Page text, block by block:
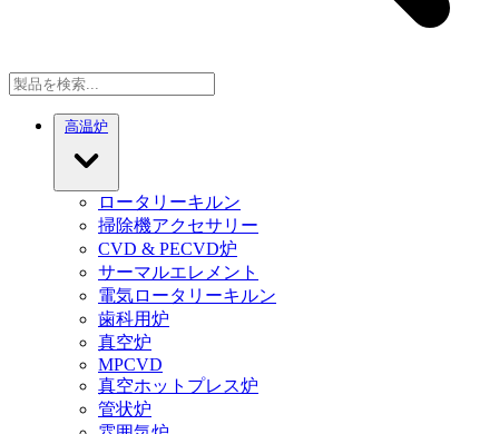
高温炉
ロータリーキルン
掃除機アクセサリー
CVD & PECVD炉
サーマルエレメント
電気ロータリーキルン
歯科用炉
真空炉
MPCVD
真空ホットプレス炉
管状炉